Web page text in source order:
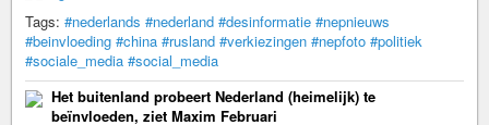
Tags: #nederlands #nederland #desinformatie #nepnieuws
#beinvloeding #china #rusland #verkiezingen #nepfoto #politiek
#sociale_media #social_media
Het buitenland probeert Nederland (heimelijk) te
beïnvloeden, ziet Maxim Februari